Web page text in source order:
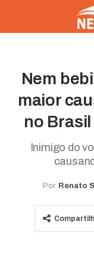
Nem
maior
no
Inimigo do
Por Renato